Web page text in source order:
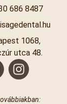
686 8487
1068,
utca 48.